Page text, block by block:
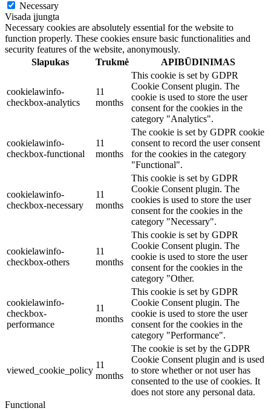
Necessary
Visada įjungta
Necessary cookies are absolutely essential for the website to
function properly. These cookies ensure basic functionalities and
security features of the website, anonymously.
Slapukas
Trukmė APIBŪDINIMAS
cookielawinfo-
checkbox-analytics
11
months
This cookie is set by GDPR
Cookie Consent plugin. The
cookie is used to store the user
consent for the cookies in the
category "Analytics".
cookielawinfo-
checkbox-functional
11
months
The cookie is set by GDPR cookie
consent to record the user consent
for the cookies in the category
"Functional".
cookielawinfo-
checkbox-necessary
11
months
This cookie is set by GDPR
Cookie Consent plugin. The
cookies is used to store the user
consent for the cookies in the
category "Necessary".
cookielawinfo-
checkbox-others
11
months
This cookie is set by GDPR
Cookie Consent plugin. The
cookie is used to store the user
consent for the cookies in the
category "Other.
cookielawinfo-
checkbox-
performance
11
months
This cookie is set by GDPR
Cookie Consent plugin. The
cookie is used to store the user
consent for the cookies in the
category "Performance".
viewed_cookie_policy
11
months
The cookie is set by the GDPR
Cookie Consent plugin and is used
to store whether or not user has
consented to the use of cookies. It
does not store any personal data.
Functional